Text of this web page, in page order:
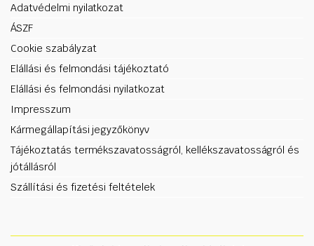
Adatvédelmi nyilatkozat
ÁSZF
Cookie szabályzat
Elállási és felmondási tájékoztató
Elállási és felmondási nyilatkozat
Impresszum
Kármegállapítási jegyzőkönyv
Tájékoztatás termékszavatosságról, kellékszavatosságról és
jótállásról
Szállítási és fizetési feltételek